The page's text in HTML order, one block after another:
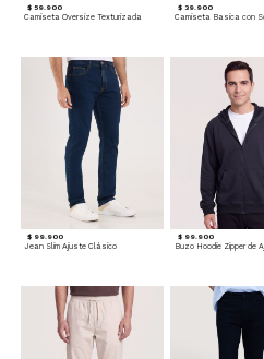
$ 59.900
Camiseta Oversize Texturizada
$ 39.900
Camiseta Basica con
$ 99.900
Jean Slim Ajuste Clásico
$ 99.900